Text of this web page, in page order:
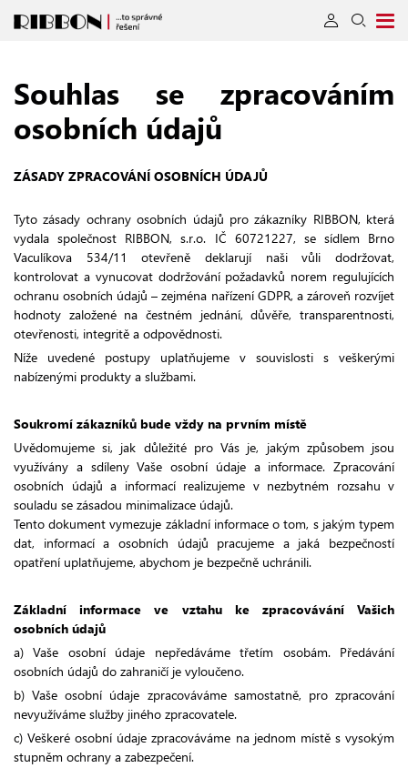
Souhlas se zpracováním
osobních údajů
ZÁSADY ZPRACOVÁNÍ OSOBNÍCH ÚDAJŮ
Tyto zásady ochrany osobních údajů pro zákazníky RIBBON, která
vydala společnost RIBBON, s.r.o. IČ 60721227, se sídlem Brno
Vaculíkova 534/11 otevřeně deklarují naši vůli dodržovat,
kontrolovat a vynucovat dodržování požadavků norem regulujících
ochranu osobních údajů – zejména nařízení GDPR, a zároveň rozvíjet
hodnoty založené na čestném jednání, důvěře, transparentnosti,
otevřenosti, integritě a odpovědnosti.
Níže uvedené postupy uplatňujeme v souvislosti s veškerými
nabízenými produkty a službami.
Soukromí zákazníků bude vždy na prvním místě
Uvědomujeme si, jak důležité pro Vás je, jakým způsobem jsou
využívány a sdíleny Vaše osobní údaje a informace. Zpracování
osobních údajů a informací realizujeme v nezbytném rozsahu v
souladu se zásadou minimalizace údajů.
Tento dokument vymezuje základní informace o tom, s jakým typem
dat, informací a osobních údajů pracujeme a jaká bezpečností
opatření uplatňujeme, abychom je bezpečně uchránili.
Základní informace ve vztahu ke zpracovávání Vašich
osobních údajů
a) Vaše osobní údaje nepředáváme třetím osobám. Předávání
osobních údajů do zahraničí je vyloučeno.
b) Vaše osobní údaje zpracováváme samostatně, pro zpracování
nevyužíváme služby jiného zpracovatele.
c) Veškeré osobní údaje zpracováváme na jednom místě s vysokým
stupněm ochrany a zabezpečení.